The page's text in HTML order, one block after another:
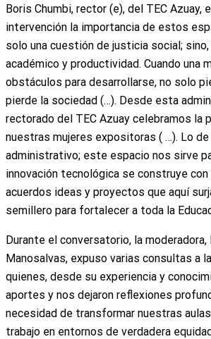
Boris Chumbi, rector (e), del TEC Azuay,
intervención la importancia de estos
solo una cuestión de justicia social;
académico y productividad. Cuando una
obstáculos para desarrollarse, no solo
pierde la sociedad (…). Desde esta
rectorado del TEC Azuay celebramos la
nuestras mujeres expositoras ( …). Lo
administrativo; este espacio nos sirve
innovación tecnológica se construye
acuerdos ideas y proyectos que aquí
semillero para fortalecer a toda la
Durante el conversatorio, la moderadora,
Manosalvas, expuso varias consultas a
quienes, desde su experiencia y
aportes y nos dejaron reflexiones
necesidad de transformar nuestras
trabajo en entornos de verdadera